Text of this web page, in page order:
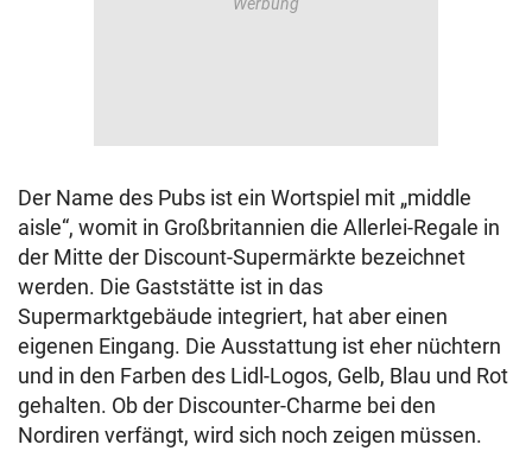
Der Name des Pubs ist ein Wortspiel mit „middle
aisle“, womit in Großbritannien die Allerlei-Regale in
der Mitte der Discount-Supermärkte bezeichnet
werden. Die Gaststätte ist in das
Supermarktgebäude integriert, hat aber einen
eigenen Eingang. Die Ausstattung ist eher nüchtern
und in den Farben des Lidl-Logos, Gelb, Blau und Rot
gehalten. Ob der Discounter-Charme bei den
Nordiren verfängt, wird sich noch zeigen müssen.